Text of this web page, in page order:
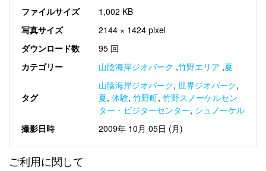
ファイルサイズ
1,002 KB
写真サイズ
2144 × 1424 pixel
ダウンロード数
95 回
カテゴリー
山陰海岸ジオパーク ,竹野エリア ,夏
タグ
山陰海岸ジオパーク, 世界ジオパーク,
夏, 体験, 竹野町, 竹野スノーケルセン
ター・ビジターセンター, シュノーケル
撮影日時
2009年 10月 05日 (月)
ご利用に関して